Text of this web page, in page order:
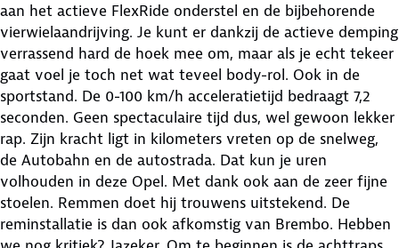
aan het actieve FlexRide onderstel en de bijbehorende
vierwielaandrijving. Je kunt er dankzij de actieve demping
verrassend hard de hoek mee om, maar als je echt tekeer
gaat voel je toch net wat teveel body-rol. Ook in de
sportstand. De 0-100 km/h acceleratietijd bedraagt 7,2
seconden. Geen spectaculaire tijd dus, wel gewoon lekker
rap. Zijn kracht ligt in kilometers vreten op de snelweg,
de Autobahn en de autostrada. Dat kun je uren
volhouden in deze Opel. Met dank ook aan de zeer fijne
stoelen. Remmen doet hij trouwens uitstekend. De
reminstallatie is dan ook afkomstig van Brembo. Hebben